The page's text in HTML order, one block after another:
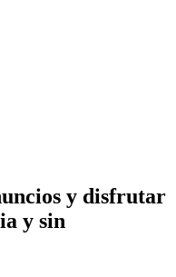
y disfrutar
y sin